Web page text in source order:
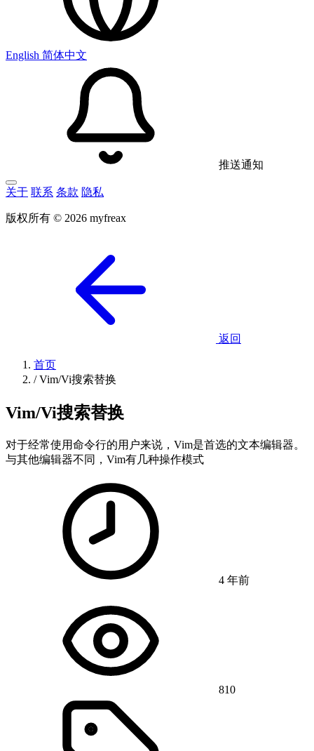
English 简体中文
推送通知
关于 联系 条款 隐私
版权所有 © 2026 myfreax
返回
首页
/ Vim/Vi搜索替换
Vim/Vi搜索替换
对于经常使用命令行的用户来说，Vim是首选的文本编辑器。
与其他编辑器不同，Vim有几种操作模式
4 年前
810